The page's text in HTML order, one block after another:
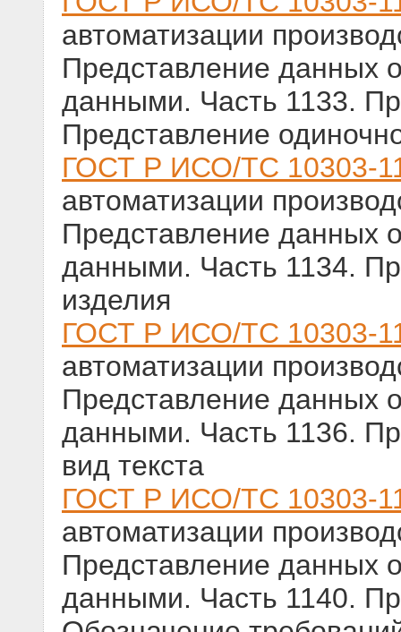
автоматизации
Представление данных
данными. Часть 1133.
Представление
ГОСТ Р ИСО/ТС 10303-
автоматизации
Представление данных
данными. Часть 1134.
изделия
ГОСТ Р ИСО/ТС 10303-
автоматизации
Представление данных
данными. Часть 1136.
вид текста
ГОСТ Р ИСО/ТС 10303-
автоматизации
Представление данных
данными. Часть 1140.